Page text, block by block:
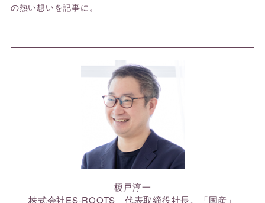
の熱い想いを記事に。
榎戸淳一
株式会社ES-ROOTS 代表取締役社長。「国産」